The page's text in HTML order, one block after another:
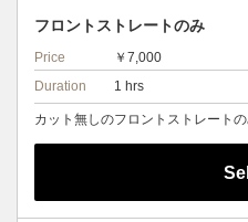
フロントストレートのみ
Price
￥7,000
Duration
1 hrs
カット無しのフロントストレート